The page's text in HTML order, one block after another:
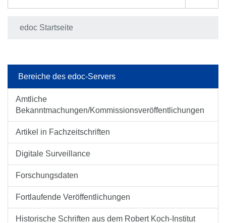
edoc Startseite
Bereiche des edoc-Servers
Amtliche
Bekanntmachungen/Kommissionsveröffentlichungen
Artikel in Fachzeitschriften
Digitale Surveillance
Forschungsdaten
Fortlaufende Veröffentlichungen
Historische Schriften aus dem Robert Koch-Institut